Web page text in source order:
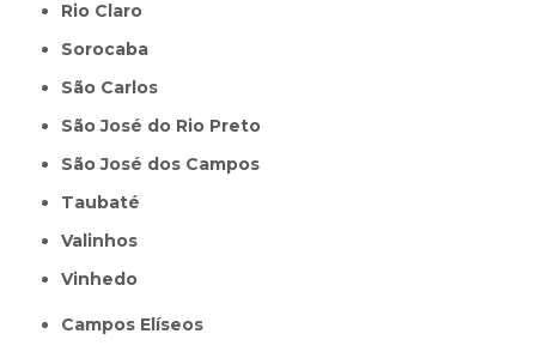
Rio Claro
Sorocaba
São Carlos
São José do Rio Preto
São José dos Campos
Taubaté
Valinhos
Vinhedo
Campos Elíseos